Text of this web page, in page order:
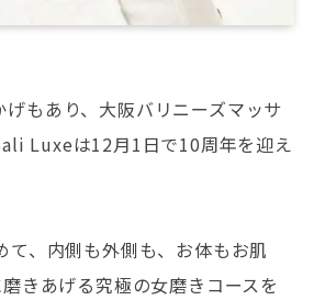
もあり、大阪バリニーズマッサ
Luxeは12月1日で10周年を迎え
て、内側も外側も、お体もお肌
きあげる究極の女磨きコースを